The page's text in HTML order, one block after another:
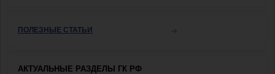
ПОЛЕЗНЫЕ СТАТЬИ
АКТУАЛЬНЫЕ РАЗДЕЛЫ ГК РФ